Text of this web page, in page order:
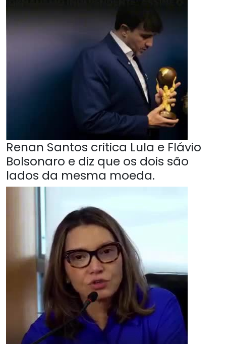
Renan Santos critica Lula e Flávio
Bolsonaro e diz que os dois são
lados da mesma moeda.